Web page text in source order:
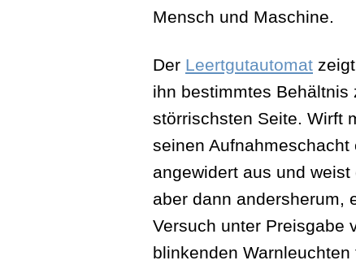
Mensch und Maschine.
Der Leertgutautomat
ihn bestimmtes
störrischsten Seite. Wirft
seinen
angewidert aus und
aber dann andersherum,
Versuch unter Preisgabe
blinkenden